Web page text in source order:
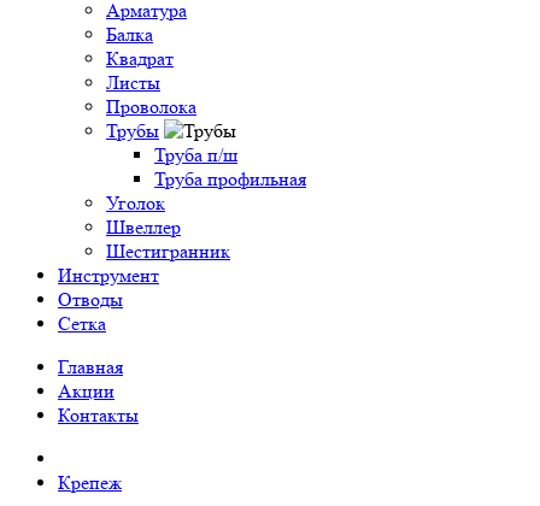
Арматура
Балка
Квадрат
Листы
Проволока
Трубы
Труба п/ш
Труба профильная
Уголок
Швеллер
Шестигранник
Инструмент
Отводы
Сетка
Главная
Акции
Контакты
Крепеж